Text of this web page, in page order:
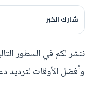
شارك الخبر
ننشر لكم في السطور
وأفضل الأوقات لترديد